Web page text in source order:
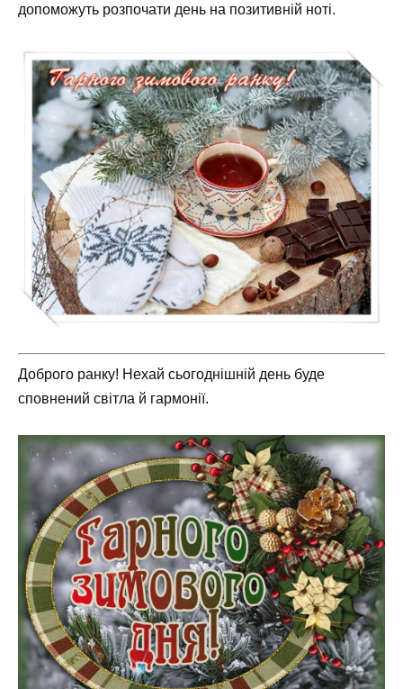
допоможуть розпочати день на позитивній ноті.
Доброго ранку! Нехай сьогоднішній день буде
сповнений світла й гармонії.